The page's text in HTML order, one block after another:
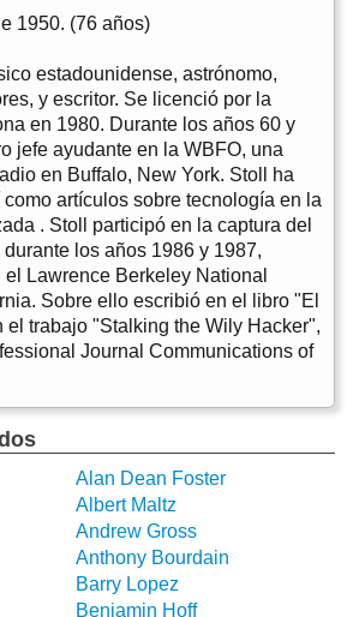
1950. (76 años)
estadounidense, astrónomo,
y escritor. Se licenció por la
en 1980. Durante los años 60 y
jefe ayudante en la WBFO, una
en Buffalo, New York. Stoll ha
artículos sobre tecnología en la
. Stoll participó en la captura del
los años 1986 y 1987,
Lawrence Berkeley National
Sobre ello escribió en el libro "El
el trabajo "Stalking the Wily Hacker",
Journal Communications of
Alan Dean Foster
Albert Maltz
Andrew Gross
Anthony Bourdain
Barry Lopez
Benjamin Hoff